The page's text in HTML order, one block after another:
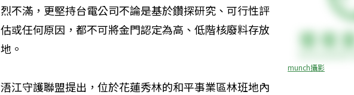
munch攝影
烈不滿，更堅持台電公司不論是基於鑽探研究、可行性評
估或任何原因，都不可將金門認定為高、低階核廢料存放
地。
浯江守護聯盟提出，位於花蓮秀林的和平事業區林班地內